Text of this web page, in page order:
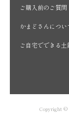
ご購入前のご質問
かまどさんについ
ご自宅でできる
Copyright ©